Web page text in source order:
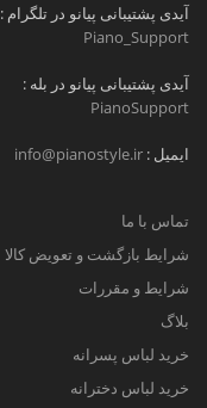
آیدی پشتیبانی پیانو در تلگرام :
Piano_Support
آیدی پشتیبانی پیانو در بله :
PianoSupport
ایمیل : info@pianostyle.ir
تماس با ما
شرایط بازگشت و تعویض کالا
شرایط و مقررات
بلاگ
خرید لباس پسرانه
خرید لباس دخترانه